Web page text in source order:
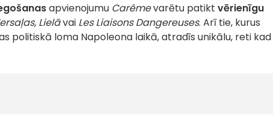
apvienojumu Carêmevarētu patikt vērienīgu
Lielāvai Les Liaisons Dangereuses. Arī tie, kurus
politiskā loma Napoleona laikā, atradīs unikālu, reti kad